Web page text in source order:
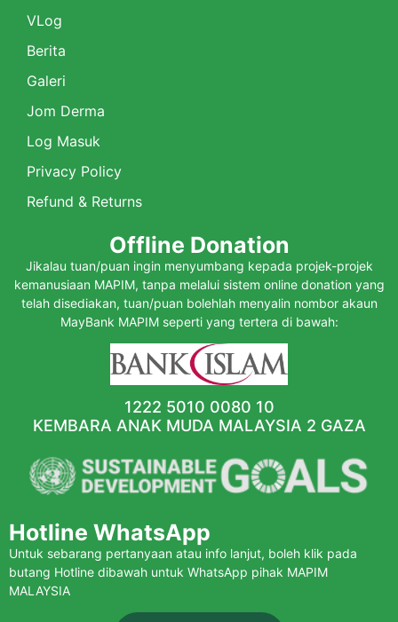
VLog
Berita
Galeri
Jom Derma
Log Masuk
Privacy Policy
Refund & Returns
Offline Donation
Jikalau tuan/puan ingin menyumbang kepada projek-projek
kemanusiaan MAPIM, tanpa melalui sistem online donation yang
telah disediakan, tuan/puan bolehlah menyalin nombor akaun
MayBank MAPIM seperti yang tertera di bawah:
1222 5010 0080 10
KEMBARA ANAK MUDA MALAYSIA 2 GAZA
Hotline WhatsApp
Untuk sebarang pertanyaan atau info lanjut, boleh klik pada
butang Hotline dibawah untuk WhatsApp pihak MAPIM
MALAYSIA